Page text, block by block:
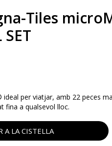
Tiles
ideal per viatjar, amb 22 peces
fina a qualsevol lloc.
A LA CISTELLA